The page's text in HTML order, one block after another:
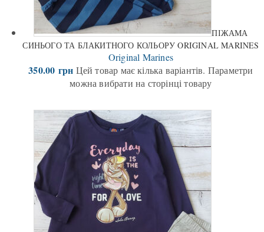
ПІЖАМА
СИНЬОГО ТА БЛАКИТНОГО КОЛЬОРУ ORIGINAL MARINES
Original Marines
350.00 грн Цей товар має кілька варіантів. Параметри
можна вибрати на сторінці товару